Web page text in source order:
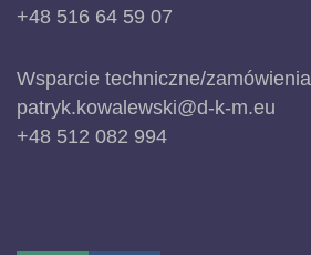
+48 516 64 59 07
Wsparcie techniczne/zamówienia
patryk.kowalewski@d-k-m.eu
+48 512 082 994